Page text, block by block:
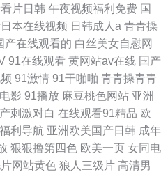
片日韩 午夜视频福利免费 国
本在线视频 日韩成人a 青青操
产在线观看的 白丝美女自慰网
91在线观看 黄网站av在线 国产
91激情 91干啪啪 青青操青青
影 91播放 麻豆桃色网站 亚洲
刺激对白 在线观看91精品 欧
利导航 亚洲欧美国产日韩 成年
狠狠撸第四色 欧美一页 女同电
网站黄色 狼人三级片 高清男